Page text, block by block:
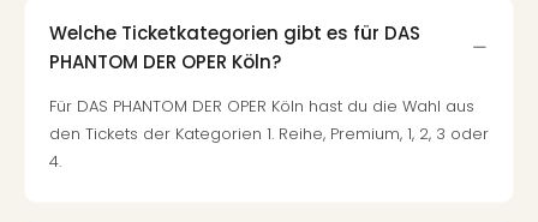
Welche Ticketkategorien gibt es für DAS
PHANTOM DER OPER Köln?
Für DAS PHANTOM DER OPER Köln hast du die Wahl aus
den Tickets der Kategorien 1. Reihe, Premium, 1, 2, 3 oder
4.